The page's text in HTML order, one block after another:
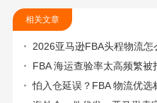
相关文章
2026亚马逊FBA头程物流怎么选不踩坑？SEND/
FBA 海运查验率太高频繁被
怕入仓延误？FBA 物流优选标